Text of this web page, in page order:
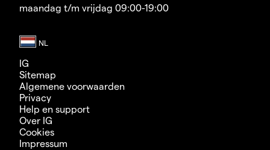
maandag t/m vrijdag 09:00-19:00
IG
Sitemap
Algemene voorwaarden
Privacy
Help en support
Over IG
Cookies
Impressum